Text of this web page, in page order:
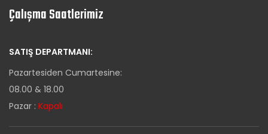
Çalışma Saatlerimiz
SATIŞ DEPARTMANI:
Pazartesiden Cumartesine:
08.00 & 18.00
Pazar : Kapalı